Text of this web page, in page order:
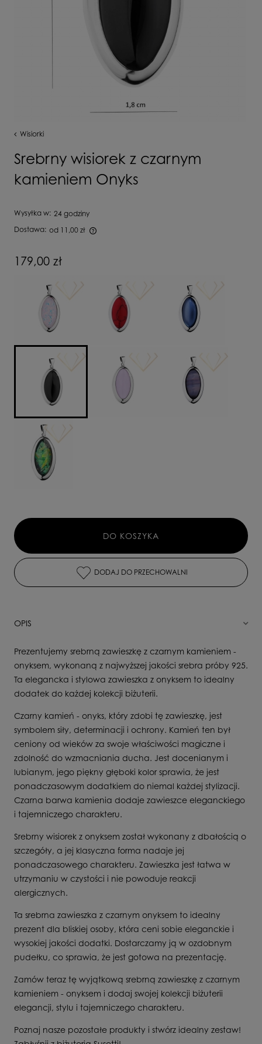
Wisiorki
Srebrny wisiorek z czarnym
kamieniem Onyks
Wysyłka w: 24 godziny
Dostawa: od 11,00 zł
179,00 zł
DO KOSZYKA
DODAJ DO PRZECHOWALNI
OPIS
Prezentujemy srebrną zawieszkę z czarnym kamieniem -
onyksem, wykonaną z najwyższej jakości srebra próby 925.
Ta elegancka i stylowa zawieszka z onyksem to idealny
dodatek do każdej kolekcji biżuterii.
Czarny kamień - onyks, który zdobi tę zawieszkę, jest
symbolem siły, determinacji i ochrony. Kamień ten był
ceniony od wieków za swoje właściwości magiczne i
zdolność do wzmacniania ducha. Jest docenianym i
lubianym, jego piękny głęboki kolor sprawia, że jest
ponadczasowym dodatkiem do niemal każdej stylizacji.
Czarna barwa kamienia dodaje zawieszce eleganckiego
i tajemniczego charakteru.
Srebrny wisiorek z onyksem został wykonany z dbałością o
szczegóły, a jej klasyczna forma nadaje jej
ponadczasowego charakteru. Zawieszka jest łatwa w
utrzymaniu w czystości i nie powoduje reakcji
alergicznych.
Ta srebrna zawieszka z czarnym onyksem to idealny
prezent dla bliskiej osoby, która ceni sobie eleganckie i
wysokiej jakości dodatki. Dostarczamy ją w ozdobnym
pudełku, co sprawia, że jest gotowa na prezentację.
Zamów teraz tę wyjątkową srebrną zawieszkę z czarnym
kamieniem - onyksem i dodaj swojej kolekcji biżuterii
elegancji, stylu i tajemniczego charakteru.
Poznaj nasze pozostałe produkty i stwórz idealny zestaw!